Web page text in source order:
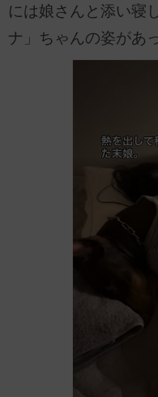
には娘さんと添い寝
ナ」ちゃんの姿があ